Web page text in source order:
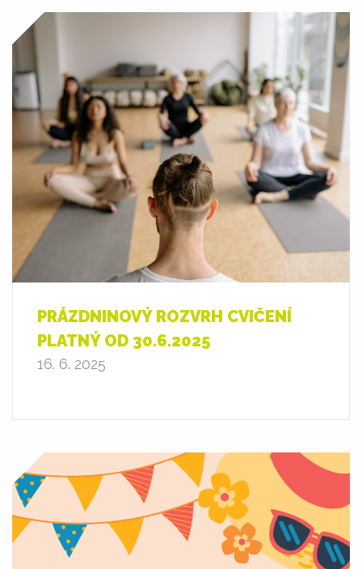
PRÁZDNINOVÝ ROZVRH CVIČENÍ
PLATNÝ OD 30.6.2025
16. 6. 2025